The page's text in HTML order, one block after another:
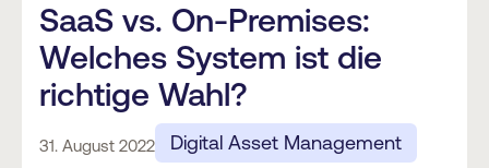
SaaS vs. On-Premises:
Welches System ist die
richtige Wahl?
31. August 2022 Digital Asset Management